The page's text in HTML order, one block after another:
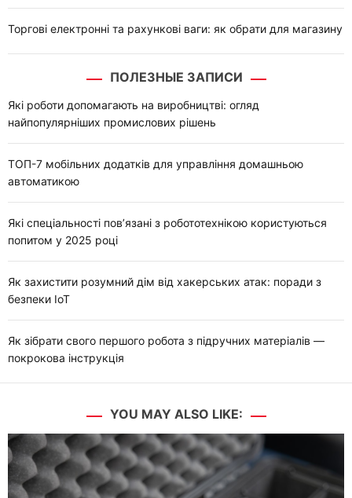
Торгові електронні та рахункові ваги: як обрати для магазину
ПОЛЕЗНЫЕ ЗАПИСИ
Які роботи допомагають на виробництві: огляд
найпопулярніших промислових рішень
ТОП-7 мобільних додатків для управління домашньою
автоматикою
Які спеціальності пов’язані з робототехнікою користуються
попитом у 2025 році
Як захистити розумний дім від хакерських атак: поради з
безпеки IoT
Як зібрати свого першого робота з підручних матеріалів —
покрокова інструкція
YOU MAY ALSO LIKE: